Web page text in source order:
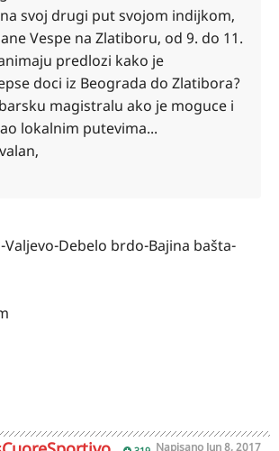
svoj drugi put svojom indijkom,
Vespe na Zlatiboru, od 9. do 11.
predlozi kako je
doci iz Beograda do Zlatibora?
magistralu ako je moguce i
lokalnim putevima...
Debelo brdo-Bajina bašta-
Napisano Jun 8, 2017